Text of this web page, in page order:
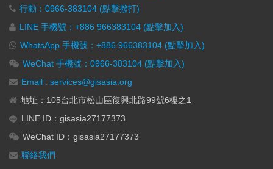
行動：0966-383104 (點擊撥打)
LINE 手機號：+886 966383104 (點擊加入)
WhatsApp 手機號：+886 966383104 (點擊加入)
WeChat 手機號：0966-383104 (點擊加入)
Email : services@gisasia.org
地址：105台北市松山區復興北路99號6樓之1
LINE ID：gisasia27177373
WeChat ID：gisasia27177373
聯絡我們